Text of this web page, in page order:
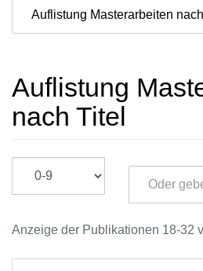
Auflistung Masterarbeiten
Auflistung
nach Titel
Anzeige der Publikationen 18-32